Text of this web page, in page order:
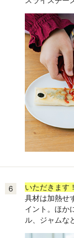
6
いただきます！
具材は加熱せ
イント。ほか
ル、ジャムな